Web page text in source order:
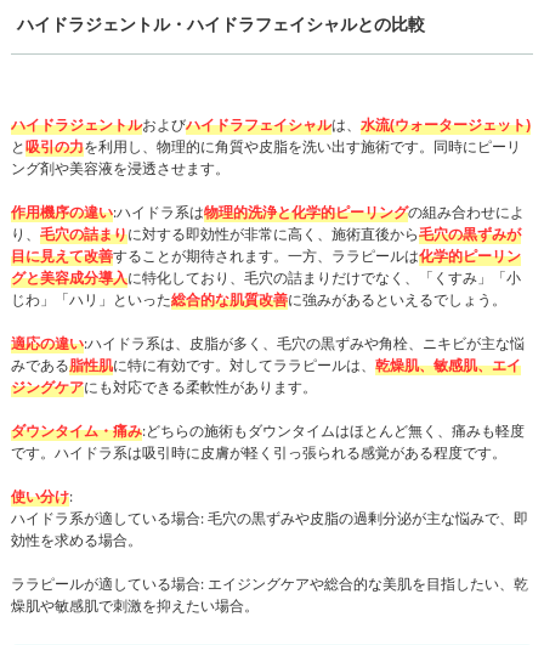
ハイドラジェントル・ハイドラフェイシャルとの比較
ハイドラジェントルおよびハイドラフェイシャルは、 水流(ウォータージェット)
と吸引の力を利用し、物理的に角質や皮脂を洗い出す施術です。同時にピーリ
ング剤や美容液を浸透させます。
作用機序の違い:ハイドラ系は物理的洗浄と化学的ピーリングの組み合わせによ
り、 毛穴の詰まりに対する即効性が非常に高く、施術直後から毛穴の黒ずみが
目に見えて改善することが期待されます。一方、ララピールは化学的ピーリン
グと美容成分導入に特化しており、毛穴の詰まりだけでなく、「くすみ」「小
じわ」「ハリ」といった総合的な肌質改善に強みがあるといえるでしょう。
適応の違い:ハイドラ系は、皮脂が多く、毛穴の黒ずみや角栓、ニキビが主な悩
みである脂性肌に特に有効です。対してララピールは、 乾燥肌、敏感肌、エイ
ジングケアにも対応できる柔軟性があります。
ダウンタイム・痛み:どちらの施術もダウンタイムはほとんど無く、痛みも軽度
です。ハイドラ系は吸引時に皮膚が軽く引っ張られる感覚がある程度です。
使い分け:
ハイドラ系が適している場合: 毛穴の黒ずみや皮脂の過剰分泌が主な悩みで、即
効性を求める場合。
ララピールが適している場合: エイジングケアや総合的な美肌を目指したい、乾
燥肌や敏感肌で刺激を抑えたい場合。